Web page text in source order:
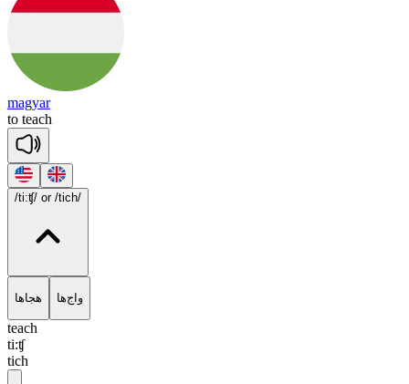
magyar
to teach
/ti:ʧ/ or /tich/
هجاها واج‌ها
teach
ti:ʧ
tich